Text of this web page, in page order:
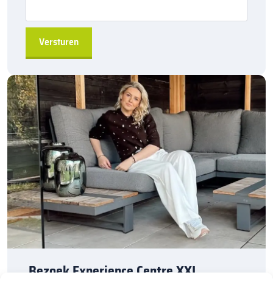
verschillende infrastructuurprojecten, van tuinen tot grotere
openbare ruimtes.
accessoires.
Bestel deKijlstra trottoirband 13/15×25 hoekstuk 135
via
sierbestratingsmarkt.comen maak je bestratingsproject
compleet met een duurzame en stevige oplossing. De
trottoirbanden en hoekstukken wordenper 6 stuksverkocht en
zijn direct leverbaar uit de fabriek.
Bezoek Experience Centre XXL